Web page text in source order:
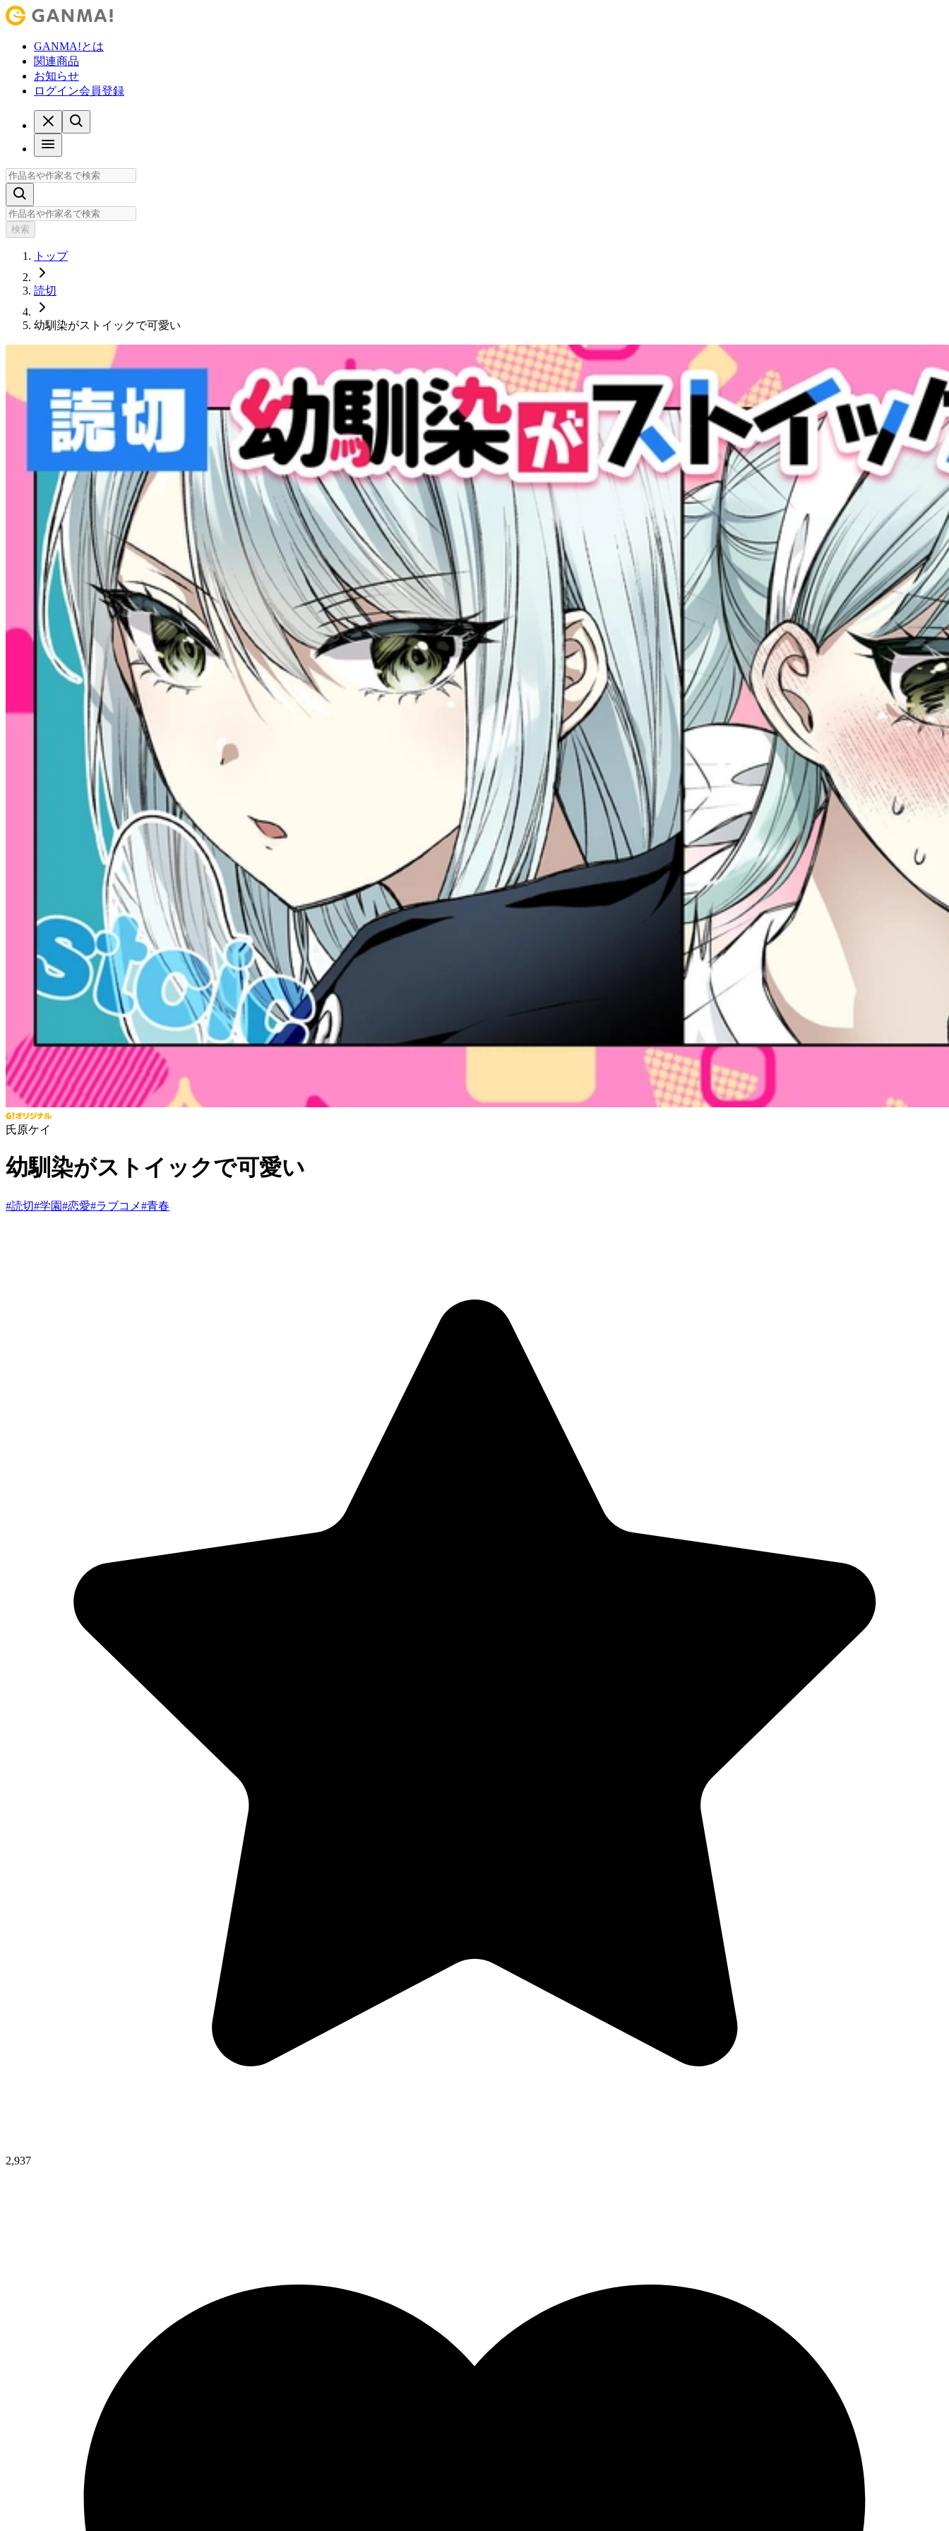
GANMA!とは
関連商品
お知らせ
ログイン会員登録
検索
トップ
読切
幼馴染がストイックで可愛い
氏原ケイ
幼馴染がストイックで可愛い
#読切#学園#恋愛#ラブコメ#青春
2,937